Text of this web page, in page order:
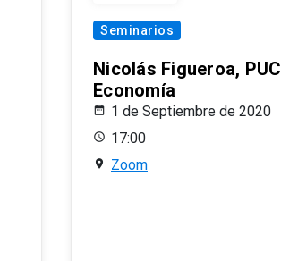
Seminarios
Nicolás Figueroa, PUC
Economía
1 de Septiembre de 2020
17:00
Zoom